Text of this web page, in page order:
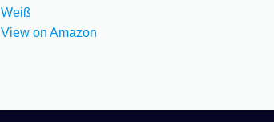
Weiß
View on Amazon